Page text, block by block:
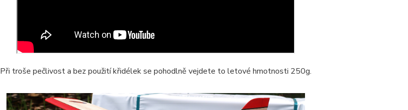
Při troše pečlivost a bez použití křidélek se pohodlně vejdete to letové hmotnosti 250g.